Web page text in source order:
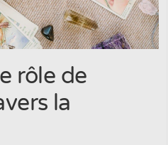
rôle de
la